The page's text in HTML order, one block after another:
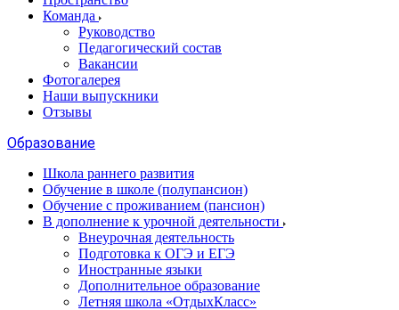
Команда
Руководство
Педагогический состав
Вакансии
Фотогалерея
Наши выпускники
Отзывы
Образование
Школа раннего развития
Обучение в школе (полупансион)
Обучение с проживанием (пансион)
В дополнение к урочной деятельности
Внеурочная деятельность
Подготовка к ОГЭ и ЕГЭ
Иностранные языки
Дополнительное образование
Летняя школа «ОтдыхКласс»